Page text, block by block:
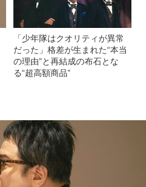
「少年隊はクオリティが異常
だった」格差が生まれた“本当
の理由”と再結成の布石とな
る“超高額商品”